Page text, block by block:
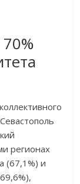
регионах
(67,1%) и